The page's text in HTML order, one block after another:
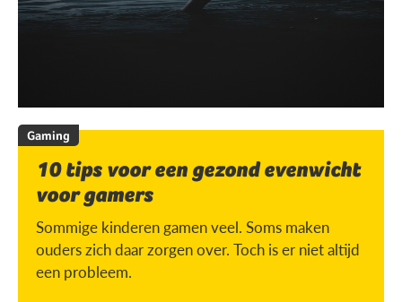
Gaming
10 tips voor een gezond evenwicht
voor gamers
Sommige kinderen gamen veel. Soms maken
ouders zich daar zorgen over. Toch is er niet altijd
een probleem.